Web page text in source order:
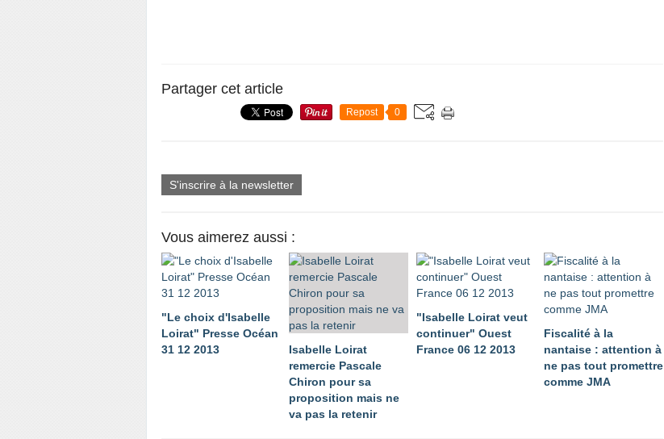
Partager cet article
Repost 0
S'inscrire à la newsletter
Vous aimerez aussi :
"Le choix d'Isabelle
Loirat" Presse Océan
31 12 2013
Isabelle Loirat
remercie Pascale
Chiron pour sa
proposition mais ne
va pas la retenir
"Isabelle Loirat veut
continuer" Ouest
France 06 12 2013
Fiscalité à la
nantaise : attention à
ne pas tout promettre
comme JMA